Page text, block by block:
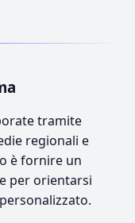
tramite
regionali e
è fornire un
per orientarsi